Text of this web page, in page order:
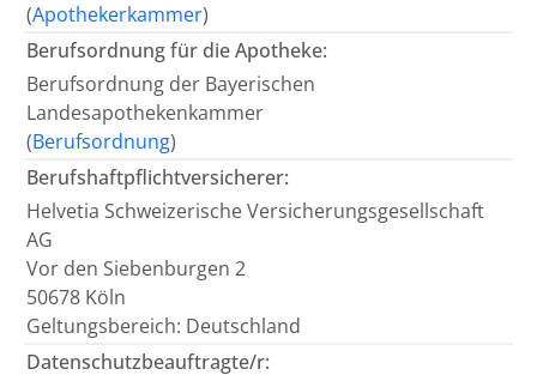
(Apothekerkammer)
Berufsordnung für die Apotheke:
Berufsordnung der Bayerischen
Landesapothekenkammer
(Berufsordnung)
Berufshaftpflichtversicherer:
Helvetia Schweizerische Versicherungsgesellschaft
AG
Vor den Siebenburgen 2
50678 Köln
Geltungsbereich: Deutschland
Datenschutzbeauftragte/r: